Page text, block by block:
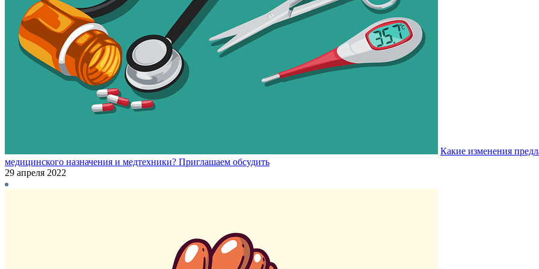
Какие изменения
медицинского назначения и медтехники? Приглашаем обсудить
29 апреля 2022